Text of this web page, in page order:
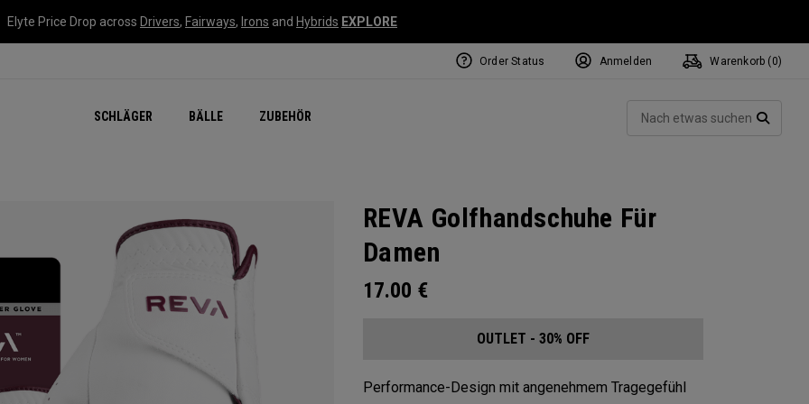
Elyte Price Drop across Drivers, Fairways, Irons and Hybrids EXPLORE
SCHLÄGER BÄLLE ZUBEHÖR
Order Status Anmelden Warenkorb ( 0)
REVA Golfhandschuhe Für
Damen
17.00 €
OUTLET - 30% OFF
Performance-Design mit angenehmem Tragegefühl